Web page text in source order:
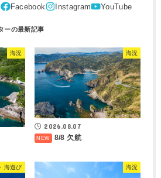
海況 海況
2026.08.07
8/8 欠航
海遊び 海況